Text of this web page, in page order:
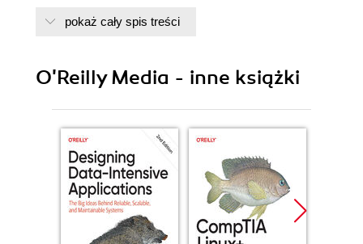
Introduction
Choosing the Right Edition
About This Book
About the Outline
The Very Basics
AboutTheseArrows
About the Online Resources
Missing CD
pokaż cały spis treści
O'Reilly Media - inne książki